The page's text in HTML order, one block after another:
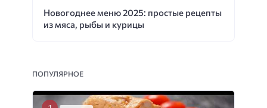
Новогоднее меню 2025: простые рецепты
из мяса, рыбы и курицы
ПОПУЛЯРНОЕ